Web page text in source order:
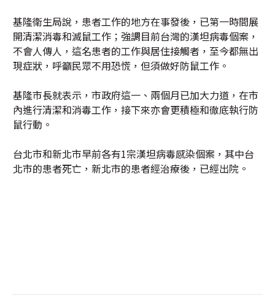
基隆衛生局說，患者工作的地方在事發後，已第一時間展
開清潔消毒和滅鼠工作；強調目前台灣的漢坦病毒個案，
不會人傳人，這名患者的工作與居住接觸者，至今都無出
現症狀，呼籲民眾不用恐慌，但須做好防鼠工作。
基隆市長就表示，市政府這一、兩個月已加大力道，在市
內進行清潔和消毒工作，接下來亦會更積極和徹底執行防
鼠行動。
台北市和新北市早前各有1宗漢坦病毒感染個案，其中台
北市的患者死亡，新北市的患者經治療後，已經出院。